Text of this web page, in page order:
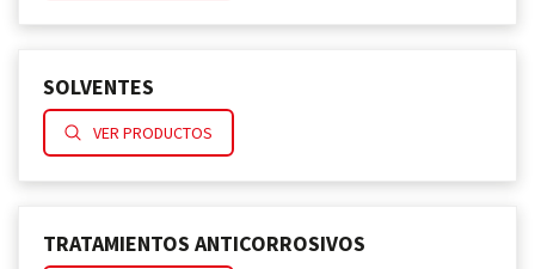
SOLVENTES
VER PRODUCTOS
TRATAMIENTOS ANTICORROSIVOS